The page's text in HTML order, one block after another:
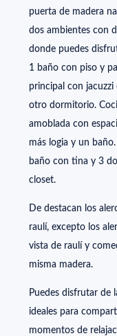
puerta de madera
dos ambientes con
donde puedes
1 baño con piso y
principal con jacuzzi
otro dormitorio.
amoblada con
más logia y un
baño con tina y 3
closet.
De destacan los
raulí, excepto los
vista de raulí y
misma madera.
Puedes disfrutar de
ideales para
momentos de